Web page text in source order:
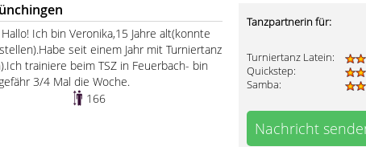
Hallo! Ich bin Veronika,15 Jahre alt(konnte
seit einem Jahr mit Turniertanz
trainiere beim TSZ in Feuerbach- bin
3/4 Mal die Woche.
166
Tanzpartnerin für:
Turniertanz Latein:
Quickstep:
Samba:
Nachricht